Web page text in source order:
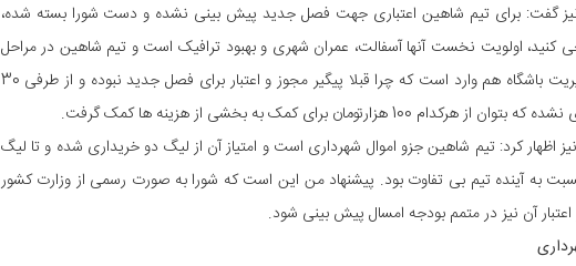
گفت: برای تیم شاهین اعتباری جهت فصل جدید پیش بینی نشده و دست شورا بسته شده،
کنید، اولویت نخست آنها آسفالت، عمران شهری و بهبود ترافیک است و تیم شاهین در مراحل
بعد می باشد، بنابراین انتقاد به مدیریت باشگاه هم وارد است که چرا قبلا پیگیر مجوز و اعتبار برای فصل جدید نبوده و از طرفی 30
برای کمک به بخشی از هزینه ها کمک گرفت.
اظهار کرد: تیم شاهین جزو اموال شهرداری است و امتیاز آن از لیگ دو خریداری شده و تا لیگ
به آینده تیم بی تفاوت بود. پیشنهاد من این است که شورا به صورت رسمی از وزارت کشور
آن نیز در متمم بودجه امسال پیش بینی شود.